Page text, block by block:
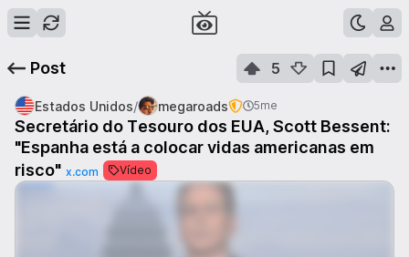
Post 5
Estados Unidos/ megaroads 5me
Secretário do Tesouro dos EUA, Scott Bessent:
"Espanha está a colocar vidas americanas em
risco" x.com Vídeo